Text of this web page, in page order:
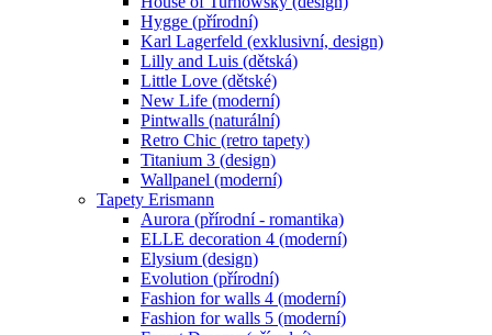
Hygge (přírodní)
Karl Lagerfeld (exklusivní, design)
Lilly and Luis (dětská)
Little Love (dětské)
New Life (moderní)
Pintwalls (naturální)
Retro Chic (retro tapety)
Titanium 3 (design)
Wallpanel (moderní)
Tapety Erismann
Aurora (přírodní - romantika)
ELLE decoration 4 (moderní)
Elysium (design)
Evolution (přírodní)
Fashion for walls 4 (moderní)
Fashion for walls 5 (moderní)